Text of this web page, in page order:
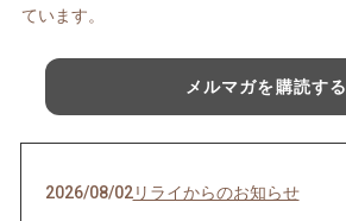
ています。
メルマガを購読する
2026/08/02リライからのお知らせ